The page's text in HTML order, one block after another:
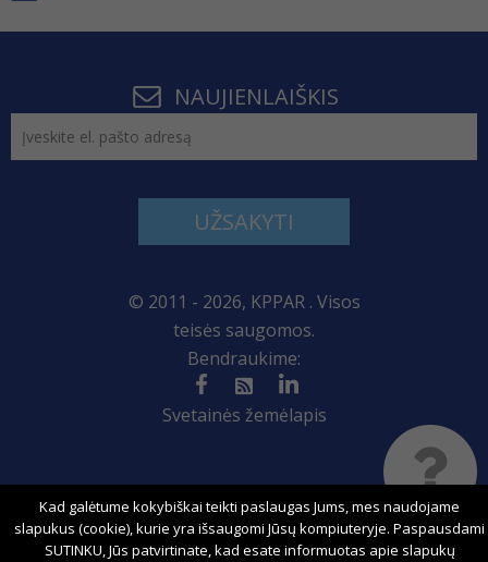
NAUJIENLAIŠKIS
UŽSAKYTI
© 2011 - 2026, KPPAR . Visos
teisės saugomos.
Bendraukime:
Svetainės žemėlapis
Sprendimas:
Kad galėtume kokybiškai teikti paslaugas Jums, mes naudojame
slapukus (cookie), kurie yra išsaugomi Jūsų kompiuteryje. Paspausdami
SUTINKU, Jūs patvirtinate, kad esate informuotas apie slapukų